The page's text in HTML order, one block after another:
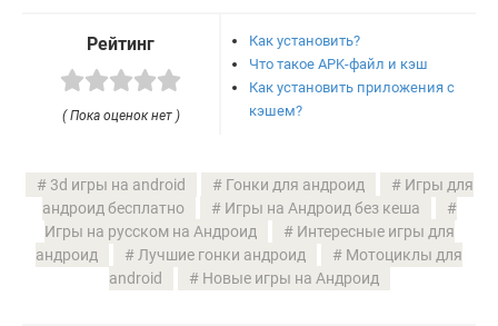
Рейтинг
( Пока оценок нет )
Как установить?
Что такое APK-файл и кэш
Как установить приложения с
кэшем?
3d игры на android Гонки для андроид
Игры для
андроид бесплатно
Игры на Андроид без кеша
Игры на русском на Андроид
Интересные игры для
андроид
Лучшие гонки андроид
Мотоциклы для
android
Новые игры на Андроид